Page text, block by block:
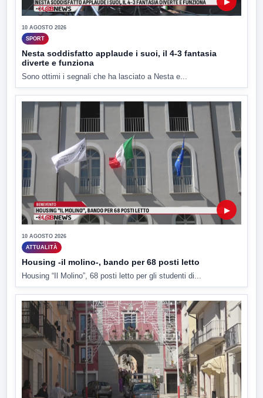
10 AGOSTO 2026
SPORT
Nesta soddisfatto applaude i suoi, il 4-3 fantasia
diverte e funziona
Sono ottimi i segnali che ha lasciato a Nesta e...
▶
10 AGOSTO 2026
ATTUALITÀ
Housing -il molino-, bando per 68 posti letto
Housing “Il Molino”, 68 posti letto per gli studenti di...